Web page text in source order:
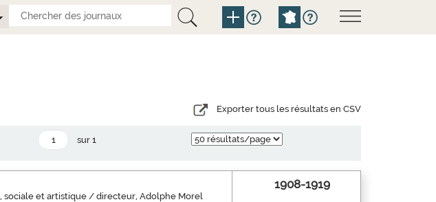
Exporter tous les résultats en CSV
sur 1
sociale et artistique / directeur, Adolphe Morel
1908-1919